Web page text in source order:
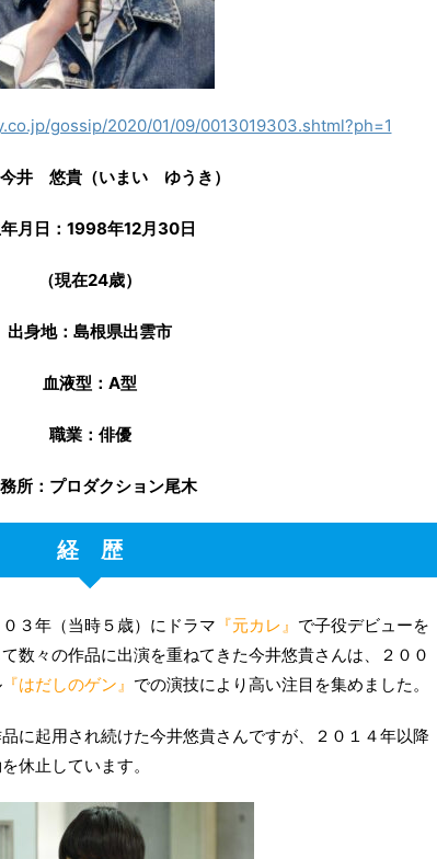
gossip/2020/01/09/0013019303.shtml?ph=1
井 悠貴（いまい ゆうき）
月日：1998年12月30日
（現在24歳）
出身地：島根県出雲市
血液型：A型
職業：俳優
所：プロダクション尾木
経 歴
３年（当時５歳）にドラマ 『元カレ』 で子役デビューを
数々の作品に出演を重ねてきた今井悠貴さんは、２００
『はだしのゲン』 での演技により高い注目を集めました。
に起用され続けた今井悠貴さんですが、２０１４年以降
休止しています。